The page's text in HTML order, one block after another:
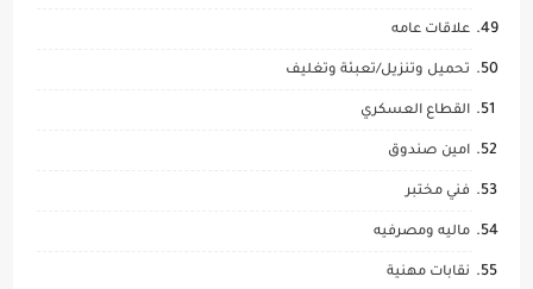
علاقات عامه
تحميل وتنزيل/تعبئة وتغليف
القطاع العسكري
امين صندوق
فني مختبر
ماليه ومصرفيه
نقابات مهنية